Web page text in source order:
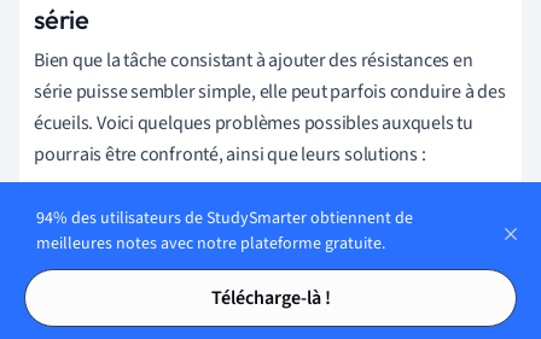
Tables des matières
Tables des matières
série
Bien que la tâche consistant à ajouter des résistances en
série puisse sembler simple, elle peut parfois conduire à des
écueils. Voici quelques problèmes possibles auxquels tu
pourrais être confronté, ainsi que leurs solutions :
s'allume pas même après avoir ajouté des résistances en
série, assure-toi que ton alimentation est connectée et
fonctionnelle. D'autres raisons potentielles peuvent être
un câblage lâche ou une planche à pain cassée.
94% des utilisateurs de StudySmarter obtiennent de
meilleures notes avec notre plateforme gratuite.
Télécharge-là !